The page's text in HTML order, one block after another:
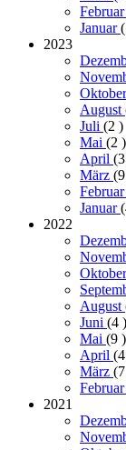
Februar
Januar
2023
August
Juli (2 )
Mai (2 )
April (3
März (9
Februar
Januar
2022
August
Juni (4 )
Mai (9 )
April (4
März (7
Februar
2021